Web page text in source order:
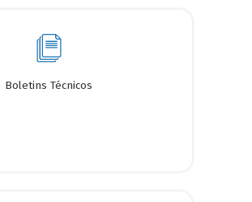
Boletins Técnicos